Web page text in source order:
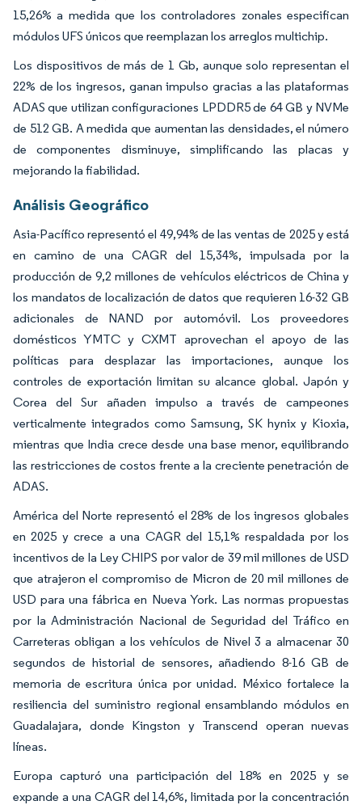
15,26% a medida que los controladores zonales especifican
módulos UFS únicos que reemplazan los arreglos multichip.
Los dispositivos de más de 1 Gb, aunque solo representan el
22% de los ingresos, ganan impulso gracias a las plataformas
ADAS que utilizan configuraciones LPDDR5 de 64 GB y NVMe
de 512 GB. A medida que aumentan las densidades, el número
de componentes disminuye, simplificando las placas y
mejorando la fiabilidad.
Análisis Geográfico
Asia-Pacífico representó el 49,94% de las ventas de 2025 y está
en camino de una CAGR del 15,34%, impulsada por la
producción de 9,2 millones de vehículos eléctricos de China y
los mandatos de localización de datos que requieren 16-32 GB
adicionales de NAND por automóvil. Los proveedores
domésticos YMTC y CXMT aprovechan el apoyo de las
políticas para desplazar las importaciones, aunque los
controles de exportación limitan su alcance global. Japón y
Corea del Sur añaden impulso a través de campeones
verticalmente integrados como Samsung, SK hynix y Kioxia,
mientras que India crece desde una base menor, equilibrando
las restricciones de costos frente a la creciente penetración de
ADAS.
América del Norte representó el 28% de los ingresos globales
en 2025 y crece a una CAGR del 15,1% respaldada por los
incentivos de la Ley CHIPS por valor de 39 mil millones de USD
que atrajeron el compromiso de Micron de 20 mil millones de
USD para una fábrica en Nueva York. Las normas propuestas
por la Administración Nacional de Seguridad del Tráfico en
Carreteras obligan a los vehículos de Nivel 3 a almacenar 30
segundos de historial de sensores, añadiendo 8-16 GB de
memoria de escritura única por unidad. México fortalece la
resiliencia del suministro regional ensamblando módulos en
Guadalajara, donde Kingston y Transcend operan nuevas
líneas.
Europa capturó una participación del 18% en 2025 y se
expande a una CAGR del 14,6%, limitada por la concentración